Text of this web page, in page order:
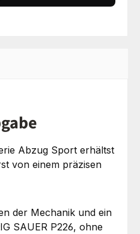
Abzug Sport erhältst
von einem präzisen
der Mechanik und ein
SAUER P226, ohne